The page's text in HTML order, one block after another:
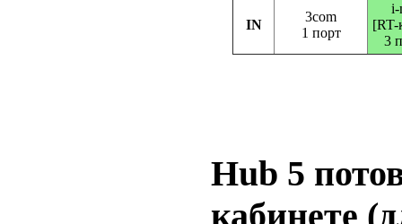
IN
3com
1 порт
i-
3
Hub 5
кабинете